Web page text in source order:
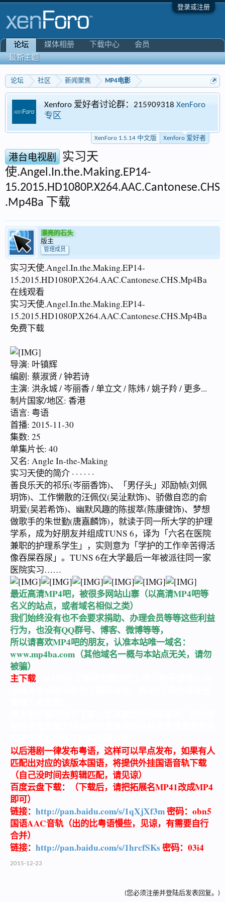
登录或注册
论坛 社区 新闻聚焦 MP4电影
Xenforo 爱好者讨论群：215909318 XenForo
专区
XenForo 1.5.14 中文版 Xenforo 爱好者
港台电视剧
实习天
使.Angel.In.the.Making.EP14-
15.2015.HD1080P.X264.AAC.Cantonese.CHS
.Mp4Ba 下载
漂亮的石头
版主
管理成员
实习天使.Angel.In.the.Making.EP14-
15.2015.HD1080P.X264.AAC.Cantonese.CHS.Mp4Ba
在线观看
实习天使.Angel.In.the.Making.EP14-
15.2015.HD1080P.X264.AAC.Cantonese.CHS.Mp4Ba
免费下载
导演: 叶镇辉
编剧: 蔡淑贤 / 钟若诗
主演: 洪永城 / 岑丽香 / 单立文 / 陈炜 / 姚子羚 / 更多...
制片国家/地区: 香港
语言: 粤语
首播: 2015-11-30
集数: 25
单集片长: 40
又名: Angle In-the-Making
实习天使的简介 · · · · · ·
善良乐天的祁乐(岑丽香饰)、「男仔头」邓励帧(刘佩
玥饰)、工作懒散的汪佩仪(吴沚默饰)、骄傲自恋的俞
玥爱(吴若希饰)、幽默风趣的陈拔萃(陈康健饰)、梦想
做歌手的朱世勤(唐嘉麟饰)，就读于同一所大学的护理
学系，成为好朋友并组成TUNS 6，译为「六名在医院
兼职的护理系学生」，实则意为「学护的工作辛苦得活
像吞屎吞尿」。TUNS 6在大学最后一年被派往同一家
医院实习……
最近高清MP4吧，被很多网站山寨（以高清MP4吧等
名义的站点，或者域名相似之类）
我们始终没有也不会要求捐助、办理会员等等这些利益
行为，也没有QQ群号、博客、微博等等，
所以请喜欢MP4吧的朋友，认准本站唯一域名：
www.mp4ba.com （其他域名一概与本站点无关，请勿
被骗）
主下载：BT种子下载在页面的左上角，种子请用IE浏
以后港剧一律发布粤语，这样可以早点发布，如果有人
匹配出对应的该版本国语，将提供外挂国语音轨下载
（自己没时间去剪辑匹配，请见谅）
百度云盘下载：（下载后，请把拓展名MP41改成MP4
即可）
链接： http://pan.baidu.com/s/1qXjXf3m密码：obn5
国语AAC音轨（出的比粤语慢些，见谅，有需要自行
合并）
链接： http://pan.baidu.com/s/1hrcfSKs密码：03i4
2015-12-23
(您必须注册并登陆后发表回复。)
论坛
最新主题
媒体相册 下载中心 会员